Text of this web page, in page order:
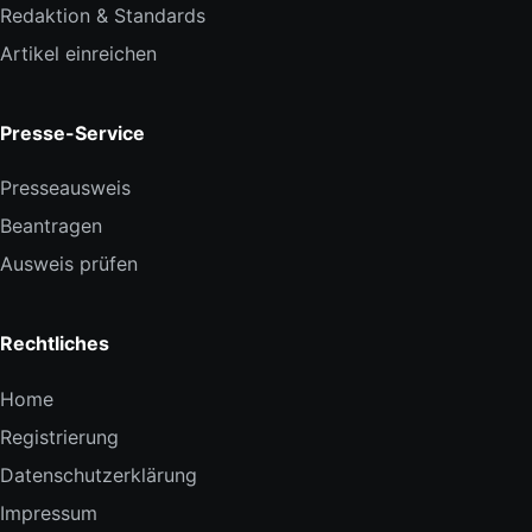
Redaktion & Standards
Artikel einreichen
Presse-Service
Presseausweis
Beantragen
Ausweis prüfen
Rechtliches
Home
Registrierung
Datenschutzerklärung
Impressum